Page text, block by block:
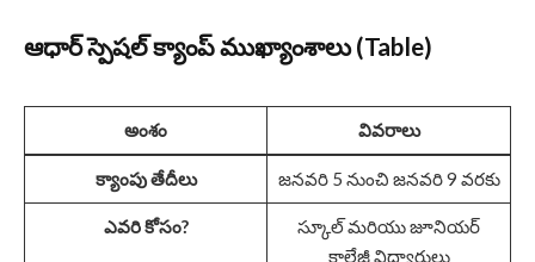
ఆధార్ స్పెషల్ క్యాంప్ ముఖ్యాంశాలు (Table)
అంశం వివరాలు
క్యాంపు తేదీలు జనవరి 5 నుంచి జనవరి 9 వరకు
ఎవరి కోసం?
స్కూల్ మరియు జూనియర్
కాలేజీ విద్యార్థులు